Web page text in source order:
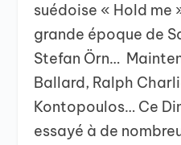
suédoise « Hold me
grande époque de
Stefan Örn…
Ballard, Ralph
Kontopoulos… Ce
essayé à de